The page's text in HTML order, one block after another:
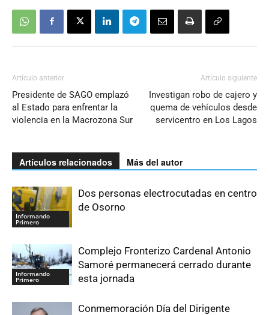
Artículo anterior
Presidente de SAGO emplazó
al Estado para enfrentar la
violencia en la Macrozona Sur
Artículo siguiente
Investigan robo de cajero y
quema de vehículos desde
servicentro en Los Lagos
Artículos relacionados Más del autor
Informando
Primero
Dos personas electrocutadas en centro
de Osorno
Informando
Primero
Complejo Fronterizo Cardenal Antonio
Samoré permanecerá cerrado durante
esta jornada
Conmemoración Día del Dirigente